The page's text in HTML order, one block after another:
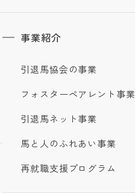
事業紹介
引退馬協会の事業
フォスターペアレント事業
引退馬ネット事業
馬と人のふれあい事業
再就職支援プログラム